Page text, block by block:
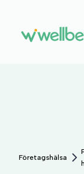
Företagshälsa